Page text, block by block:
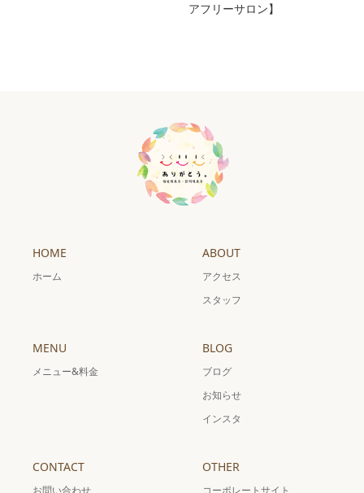
アフリーサロン】
HOME
ホーム
ABOUT
アクセス
スタッフ
MENU
メニュー&料金
BLOG
ブログ
お知らせ
インスタ
CONTACT
お問い合わせ
OTHER
コーポレートサイト